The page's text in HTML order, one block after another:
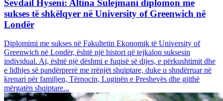
Sevdail Hyseni: Altina Sulejmani diplomon me
sukses të shkëlqyer në University of Greenwich në
Londër
Diplomimi me sukses në Fakultetin Ekonomik të University of
Greenwich në Londër, është një histori që tejkalon suksesin
individual. Ai, është një dëshmi e fuqisë së dijes, e përkushtimit dhe
e lidhjes së pandërprerë me rrënjët shqiptare, duke u shndërruar në
krenari për familjen, Tërnocin, Luginën e Preshevës dhe gjithë
mërgatën shqiptare...